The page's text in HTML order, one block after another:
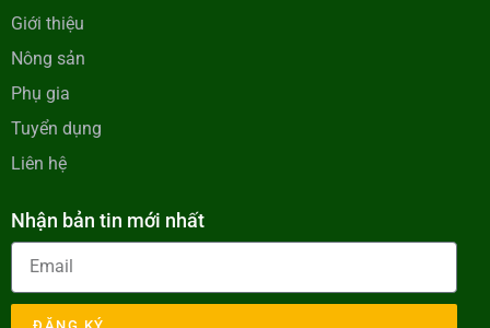
Giới thiệu
Nông sản
Phụ gia
Tuyển dụng
Liên hệ
Nhận bản tin mới nhất